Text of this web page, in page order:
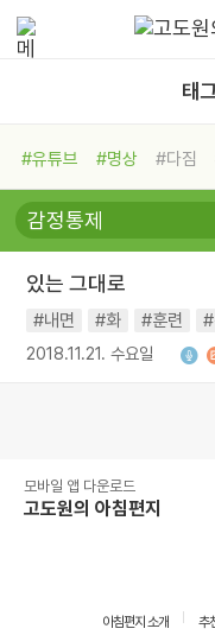
태
#유튜브 #명상 #다짐
#비전캠프
#독서캠프 #
#희망
#나눔 #친구 #
#독서
#건강
있는 그대로
#내면 #화 #훈련
2018.11.21. 수요일
모바일 앱 다운로드
고도원의 아침편지
아침편지 소개 추